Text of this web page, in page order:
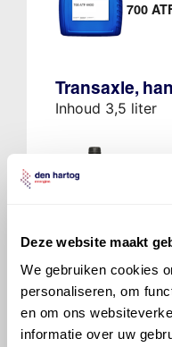
Deze website maakt
We gebruiken cookies
personaliseren, om
en om ons
informatie over uw
700
Transaxle,
Inhoud 3,5 liter